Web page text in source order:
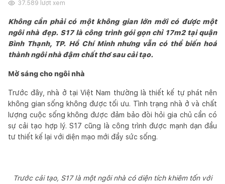
37.589 lượt xem
Không cần phải có một không gian lớn mới có được một
ngôi nhà đẹp. S17 là công trình gói gọn chỉ 17m2 tại quận
Bình Thạnh, TP. Hồ Chí Minh nhưng vẫn có thể biến hoá
thành ngôi nhà đậm chất thơ sau cải tạo.
Mở sáng cho ngôi nhà
Trước đây, nhà ở tại Việt Nam thường là thiết kế tự phát nên
không gian sống không được tối ưu. Tình trạng nhà ở và chất
lượng cuộc sống không được đảm bảo đòi hỏi gia chủ cần có
sự cải tạo hợp lý. S17 cũng là công trình được mạnh dạn đầu
tư thiết kế lại với diện mạo mới đầy sức sống.
Trước cải tạo, S17 là một ngôi nhà có diện tích khiêm tốn với